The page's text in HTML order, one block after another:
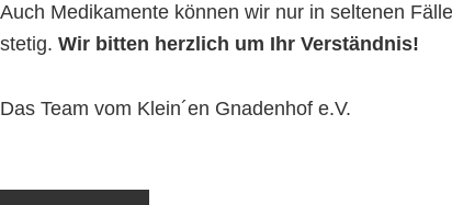
Auch Medikamente können wir nur in seltenen
stetig. Wir bitten herzlich um Ihr Verständnis!
Das Team vom Klein´en Gnadenhof e.V.